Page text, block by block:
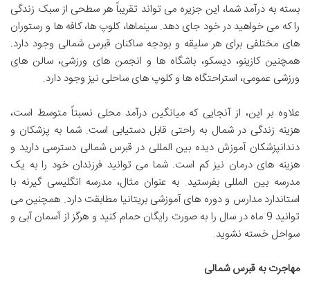
بسته به درآمد شما، این جزیره می تواند تقریباً هر سطحی از سبک زندگی
را که می خواهید در خود جای دهد. سینماها، کلوپ ها، کافه ها و رستوران
های مختلفی برای هر سلیقه و بودجه ساکنان قبرس شمالی وجود دارد.
همچنین کازینو، دیسکو، باشگاه ها و انجمن های ورزشی، سالن های
ورزشی عمومی، استراحتگاه ها و کلوپ های ساحلی نیز وجود دارد.
علاوه بر این، از آنجایی که میانگین درآمد محلی نسبتاً متوسط ​​است،
هزینه زندگی در شمال به راحتی قابل دستیابی است. شما به پزشکان و
دندانپزشکان آموزش دیده بین المللی در قبرس شمالی دسترسی دارید و
هزینه های درمان نیز کم است. شما می توانید فرزندان خود را به یک
مدرسه بین المللی بفرستید. به عنوان مثال، مدرسه انگلیسی گیرنه با
استاندارد مدارس و دوره های آموزشی بریتانیا مطابقت دارد. همچنین می
توانید 9 ماه در سال را به صورت رایگان حمام کنید و هرگز از آسمان آبی و
سواحل خسته نشوید.
مهاجرت به قبرس شمالی